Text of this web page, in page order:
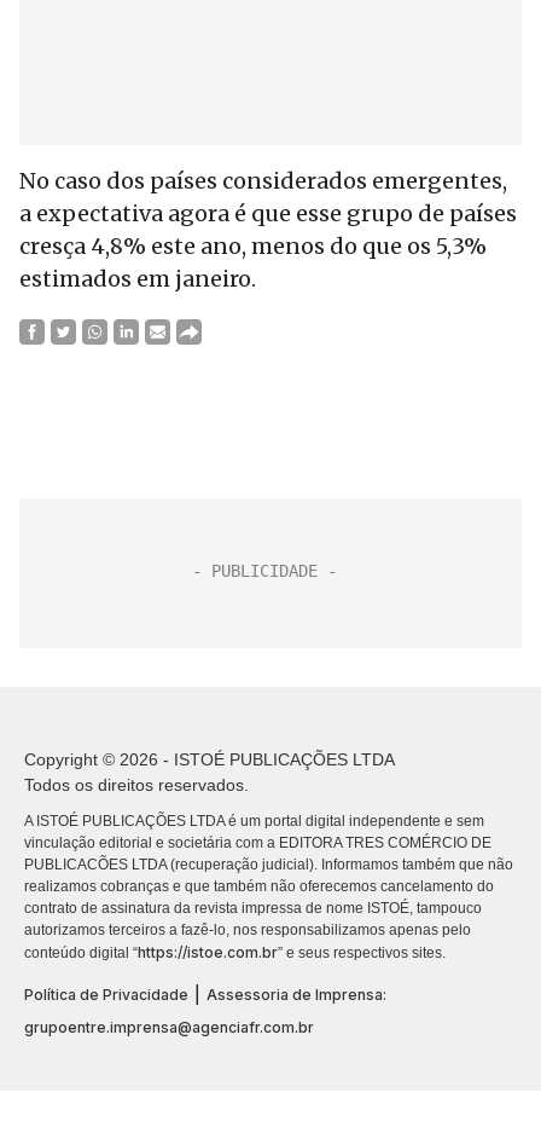
No caso dos países considerados emergentes,
a expectativa agora é que esse grupo de países
cresça 4,8% este ano, menos do que os 5,3%
estimados em janeiro.
Copyright © 2026 - ISTOÉ PUBLICAÇÕES LTDA
Todos os direitos reservados.
A ISTOÉ PUBLICAÇÕES LTDA é um portal digital independente e sem
vinculação editorial e societária com a EDITORA TRES COMÉRCIO DE
PUBLICACÕES LTDA (recuperação judicial). Informamos também que não
realizamos cobranças e que também não oferecemos cancelamento do
contrato de assinatura da revista impressa de nome ISTOÉ, tampouco
autorizamos terceiros a fazê-lo, nos responsabilizamos apenas pelo
conteúdo digital “https://istoe.com.br” e seus respectivos sites.
Política de Privacidade
Assessoria de Imprensa:
grupoentre.imprensa@agenciafr.com.br